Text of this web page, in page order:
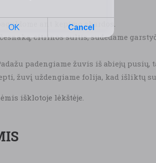
ant kepimo skardos.
citrinos sultis, sudedame
padengiame žuvis iš abiejų pusių,
žuvį uždengiame folija, kad išliktų
išklotoje lėkštėje.